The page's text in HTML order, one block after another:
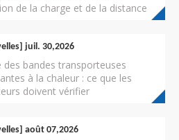
de la charge et de la distance
juil. 30,2026
des bandes transporteuses
à la chaleur : ce que les
doivent vérifier
août 07,2026